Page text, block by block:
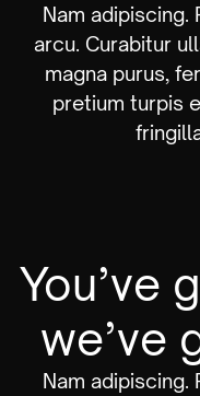
Nam
arcu. Curabitur
magna purus,
pretium turpis
You’ve
we’ve
Nam